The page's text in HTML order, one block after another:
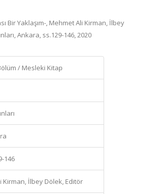
Bir Yaklaşım-, Mehmet Ali Kirman, İlbey
Ankara, ss.129-146, 2020
/ Mesleki Kitap
146
Kirman, İlbey Dölek, Editör